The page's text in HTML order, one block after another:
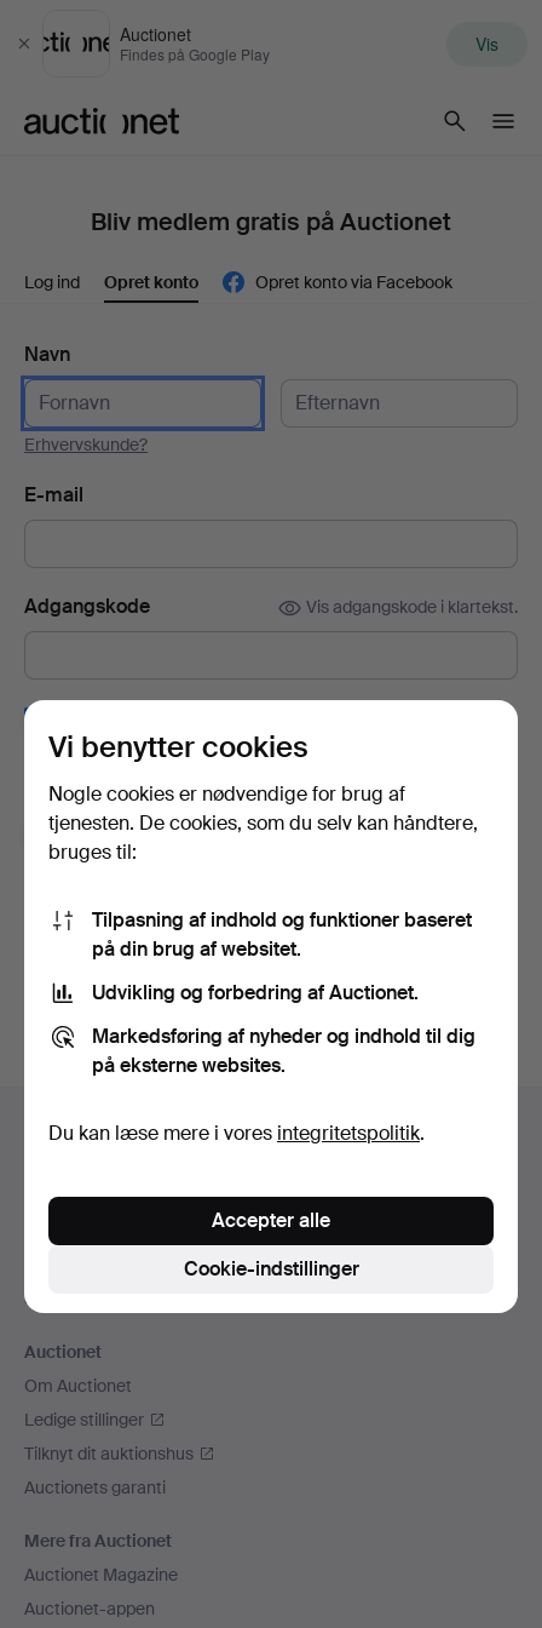
Luk
Auctionet
Findes på Google Play Vis
Bliv medlem gratis på Auctionet
Log ind Opret konto Opret konto via Facebook
Navn
Erhvervskunde?
E-mail
Adgangskode Vis adgangskode i klartekst.
Her kan du blandt andet se eksperttips, udvalgte genstande og
inspiration. Hvis du fortryder, kan du nemt framelde det igen.
Jeg er over 18 år og godkenderbrugervilkårene
købsbetingelser
Hjælp og kontaktoplysninger
Alle auktionshuse
Sociale medier
Auctionet
Om Auctionet
Ledige stillinger
Tilknyt dit auktionshus
Auctionets garanti
Mere fra Auctionet
Auctionet Magazine
Auctionet-appen
Vi benytter cookies
Nogle cookies er nødvendige for brug af
tjenesten. De cookies, som du selv kan håndtere,
bruges til:
Tilpasning af indhold og funktioner baseret
på din brug af websitet.
Udvikling og forbedring af Auctionet.
Markedsføring af nyheder og indhold til dig
på eksterne websites.
Du kan læse mere i vores integritetspolitik.
Cookie-indstillinger
Accepter alle